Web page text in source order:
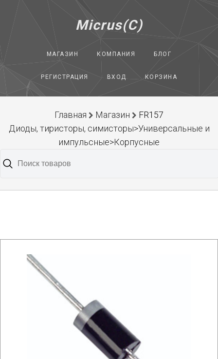
Micrus(C)
МАГАЗИН КОМПАНИЯ БЛОГ
РЕГИСТРАЦИЯ ВХОД КОРЗИНА
Главная Магазин
FR157
Диоды, тиристоры, симисторы>Универсальные и
импульсные>Корпусные